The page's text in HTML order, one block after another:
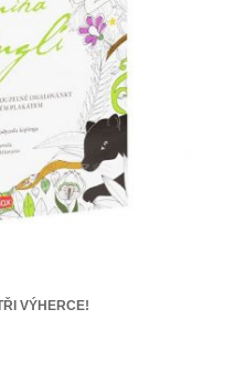
VÝHERCE!